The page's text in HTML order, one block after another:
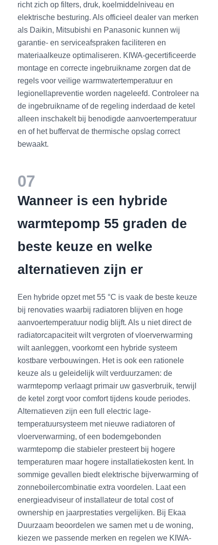
richt zich op filters, druk, koelmiddelniveau en
elektrische besturing. Als officieel dealer van merken
als Daikin, Mitsubishi en Panasonic kunnen wij
garantie- en serviceafspraken faciliteren en
materiaalkeuze optimaliseren. KIWA-gecertificeerde
montage en correcte ingebruikname zorgen dat de
regels voor veilige warmwatertemperatuur en
legionellapreventie worden nageleefd. Controleer na
de ingebruikname of de regeling inderdaad de ketel
alleen inschakelt bij benodigde aanvoertemperatuur
en of het buffervat de thermische opslag correct
bewaakt.
07
Wanneer is een hybride
warmtepomp 55 graden de
beste keuze en welke
alternatieven zijn er
Een hybride opzet met 55 °C is vaak de beste keuze
bij renovaties waarbij radiatoren blijven en hoge
aanvoertemperatuur nodig blijft. Als u niet direct de
radiatorcapaciteit wilt vergroten of vloerverwarming
wilt aanleggen, voorkomt een hybride systeem
kostbare verbouwingen. Het is ook een rationele
keuze als u geleidelijk wilt verduurzamen: de
warmtepomp verlaagt primair uw gasverbruik, terwijl
de ketel zorgt voor comfort tijdens koude periodes.
Alternatieven zijn een full electric lage-
temperatuursysteem met nieuwe radiatoren of
vloerverwarming, of een bodemgebonden
warmtepomp die stabieler presteert bij hogere
temperaturen maar hogere installatiekosten kent. In
sommige gevallen biedt elektrische bijverwarming of
zonneboilercombinatie extra voordelen. Laat een
energieadviseur of installateur de total cost of
ownership en jaarprestaties vergelijken. Bij Ekaa
Duurzaam beoordelen we samen met u de woning,
kiezen we passende merken en regelen we KIWA-